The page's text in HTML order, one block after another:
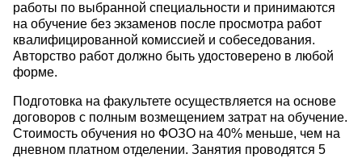
работы по выбранной специальности и принимаются
на обучение без экзаменов после просмотра работ
квалифицированной комиссией и собеседования.
Авторство работ должно быть удостоверено в любой
форме.
Подготовка на факультете осуществляется на основе
договоров с полным возмещением затрат на обучение.
Стоимость обучения но ФОЗО на 40% меньше, чем на
дневном платном отделении. Занятия проводятся 5